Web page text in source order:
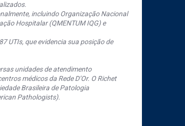
incluindo Organização Nacional
Hospitalar (QMENTUM IQG) e
UTIs, que evidencia sua posição de
unidades de atendimento
médicos da Rede D’Or. O Richet
Brasileira de Patologia
Pathologists).